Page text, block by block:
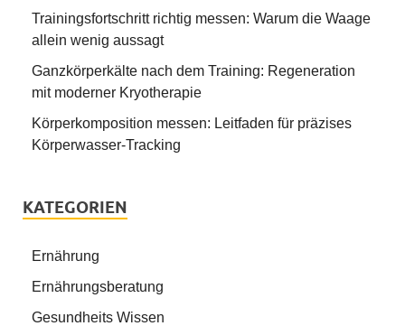
Trainingsfortschritt richtig messen: Warum die Waage
allein wenig aussagt
Ganzkörperkälte nach dem Training: Regeneration
mit moderner Kryotherapie
Körperkomposition messen: Leitfaden für präzises
Körperwasser-Tracking
KATEGORIEN
Ernährung
Ernährungsberatung
Gesundheits Wissen